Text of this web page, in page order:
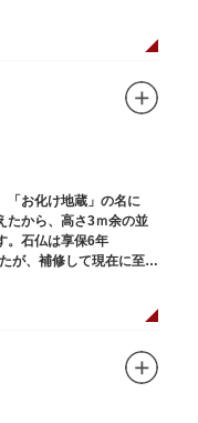
り、巡る社寺が9ヶ所あ
いて、鳩は「集まる」と
拝しましょう。
を中心として広く各所
らの名跡も訪ねながら
を与えてくれることで
「お化け地蔵」の名に
たから、高さ3ｍ余の並
。石仏は享保6年
が、補修して現在に至っ
した。